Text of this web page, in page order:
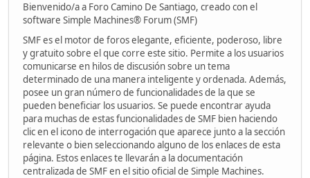
Bienvenido/a a Foro Camino De Santiago, creado con el
software Simple Machines® Forum (SMF)
SMF es el motor de foros elegante, eficiente, poderoso, libre
y gratuito sobre el que corre este sitio. Permite a los usuarios
comunicarse en hilos de discusión sobre un tema
determinado de una manera inteligente y ordenada. Además,
posee un gran número de funcionalidades de la que se
pueden beneficiar los usuarios. Se puede encontrar ayuda
para muchas de estas funcionalidades de SMF bien haciendo
clic en el icono de interrogación que aparece junto a la sección
relevante o bien seleccionando alguno de los enlaces de esta
página. Estos enlaces te llevarán a la documentación
centralizada de SMF en el sitio oficial de Simple Machines.